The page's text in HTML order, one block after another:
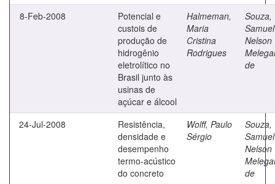
8-Feb-2008
Potencial e
custois de
produção de
hidrogênio
eletrolítico no
Brasil junto às
usinas de
açúcar e álcool
Halmeman,
Maria
Cristina
Rodrigues
Souza,
Samuel
Nelson
de
24-Jul-2008
Resistência,
densidade e
desempenho
termo-acústico
do concreto
Wolff, Paulo
Sérgio
Souza,
Samuel
Nelson
de